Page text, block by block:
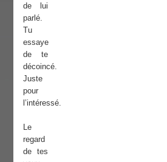
de lui
parlé.
Tu
essaye
de te
décoincé.
Juste
pour
l’intéressé.
Le
regard
de tes